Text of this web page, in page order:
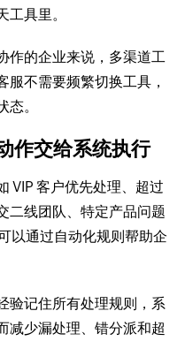
具里。
作的企业来说，多渠道工
不需要频繁切换工具，
。
作交给系统执行
VIP 客户优先处理、超过
二线团队、特定产品问题
以通过自动化规则帮助企
验记住所有处理规则，系
减少漏处理、错分派和超